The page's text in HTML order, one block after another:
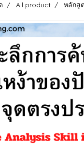
All product หลักสู